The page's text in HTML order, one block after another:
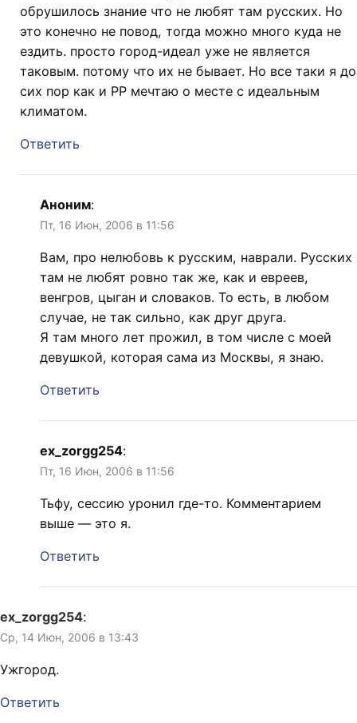
обрушилось знание что не любят там русских. Но
это конечно не повод, тогда можно много куда не
ездить. просто город-идеал уже не является
таковым. потому что их не бывает. Но все таки я до
сих пор как и PP мечтаю о месте с идеальным
климатом.
Ответить
Аноним:
Пт, 16 Июн, 2006 в 11:56
Вам, про нелюбовь к русским, наврали. Русских
там не любят ровно так же, как и евреев,
венгров, цыган и словаков. То есть, в любом
случае, не так сильно, как друг друга.
Я там много лет прожил, в том числе с моей
девушкой, которая сама из Москвы, я знаю.
Ответить
ex_zorgg254:
Пт, 16 Июн, 2006 в 11:56
Тьфу, сессию уронил где-то. Комментарием
выше — это я.
Ответить
ex_zorgg254:
Ср, 14 Июн, 2006 в 13:43
Ужгород.
Ответить